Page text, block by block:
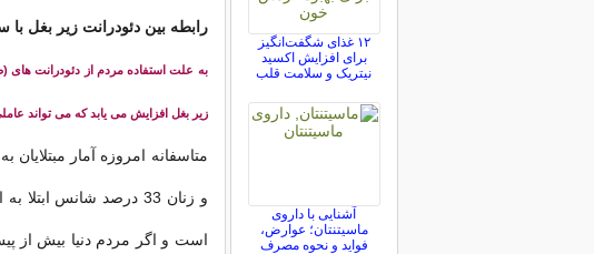
رابطه بین دئودرانت زیر بغل
به علت استفاده مردم از دئودرانت های
زیر بغل افزایش می یابد که می تواند
و زنان 33 درصد شانس
است و اگر مردم دنیا بیش از
۱۲ غذای شگفت‌انگیز
برای افزایش اکسید
نیتریک و سلامت قلب
آشنایی با داروی
ماسیتنتان؛ عوارض،
فواید و نحوه مصرف